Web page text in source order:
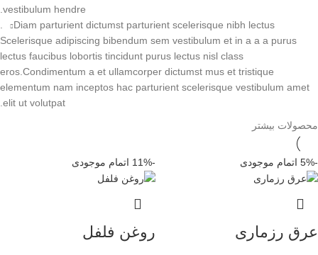
vestibulum hendre.
Diam parturient dictumst parturient scelerisque nibh lectus.
Scelerisque adipiscing bibendum sem vestibulum et in a a a purus
lectus faucibus lobortis tincidunt purus lectus nisl class
eros.Condimentum a et ullamcorper dictumst mus et tristique
elementum nam inceptos hac parturient scelerisque vestibulum amet
elit ut volutpat.
محصولات بیشتر
-5% اتمام موجودی
عرق رزماری
-11% اتمام موجودی
روغن فلفل